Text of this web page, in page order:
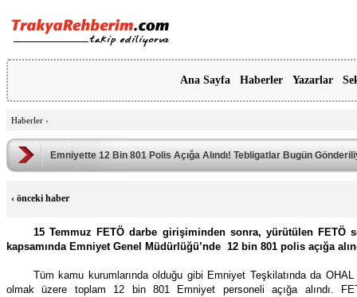
Ana Sayfa Haberler Yazarlar
Haberler ›
Emniyette 12 Bin 801 Polis Açığa Alındı! Tebligatlar Bugün
‹ önceki haber
15 Temmuz FETÖ darbe girişiminden sonra, yürütülen FETÖ
kapsamında Emniyet Genel Müdürlüğü’nde 12 bin 801 polis açığa
Tüm kamu kurumlarında olduğu gibi Emniyet Teşkilatında da
olmak üzere toplam 12 bin 801 Emniyet personeli açığa alındı.